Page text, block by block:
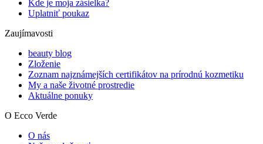
Kde je moja zásielka?
Uplatniť poukaz
Zaujímavosti
beauty blog
Zloženie
Zoznam najznámejších certifikátov na prírodnú kozmetiku
My a naše životné prostredie
Aktuálne ponuky
O Ecco Verde
O nás